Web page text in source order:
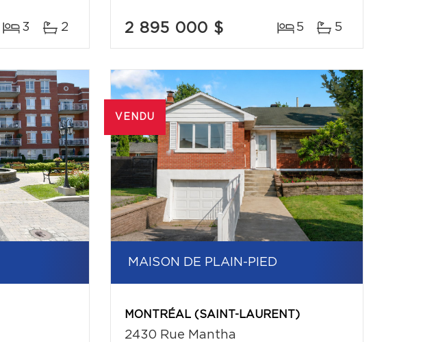
3 2 2 895 000 $ 5 5
VENDU
MAISON DE PLAIN-PIED
MONTRÉAL (SAINT-LAURENT)
2430 Rue Mantha